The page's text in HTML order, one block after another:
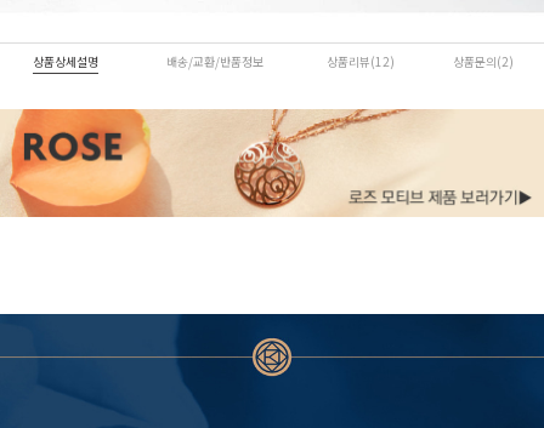
상품상세설명 배송/교환/반품정보 상품리뷰(12) 상품문의(2)